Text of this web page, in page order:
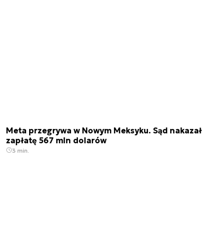
Meta przegrywa w Nowym Meksyku. Sąd nakazał
zapłatę 567 mln dolarów
3 min.